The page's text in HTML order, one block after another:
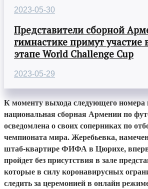
2023-05-30
Представители сборной
гимнастике примут участие
этапе World Challenge Cup
2023-05-29
К моменту выхода следующего номера
национальная сборная Армении по
осведомлена о своих соперниках по
чемпионата мира. Жеребьевка,
штаб-квартире ФИФА в Цюрихе,
пройдет без присутствия в зале
которые в силу коронавирусных
следить за церемонией в онлайн